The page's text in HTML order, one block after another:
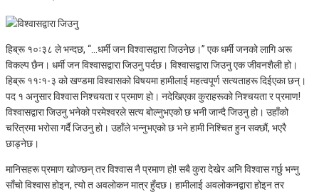
हिब्रू १०ः३८ ले भन्दछ, “…धर्मी जन विश्‍वासद्वारा जिउनेछ।” एक धर्मी जनको लागि अरू
विकल्प छैन। धर्मी जन विश्‍वासद्वारा जिउनु पर्दछ। विश्‍वासद्वारा जिउनु एक जीवनशैली हो।
हिब्रू ११ः१-३ को खण्डमा विश्‍वासको विषयमा हामीलाई महत्वपूर्ण सत्यताहरू दिईएका छन्।
पद १ अनुसार विश्‍वास निश्‍चयता र प्रमाण हो। नदेखिएका कुराहरूको निश्‍चयता र प्रमाण!
विश्‍वासद्वारा जिउनु भनेको परमेश्‍वरले सत्य बोल्‍नुभएको छ भनी जान्दै जिउनु हो। उहाँको
चरित्रमा भरोसा गर्दै जिउनु हो। उहाँले भन्‍नुभएको छ भने हामी निश्‍चित हुन सक्छौं, भएरै
छाड्नेछ।
मानिसहरू प्रमाण खोज्छन् तर विश्‍वास नै प्रमाण हो! सबै कुरा देखेर अनि विश्‍वास गर्छु भन्‍नु
साँचो विश्‍वास होइन, त्यो त अवलोकन मात्र हुँदछ। हामीलाई अवलोकनद्वारा होइन तर